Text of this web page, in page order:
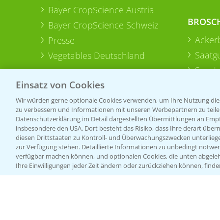
Bayer CropScience Austria
Bayer CropScience Schweiz
Presse
Vegetables Deutschland
Einsatz von Cookies
Wir würden gerne optionale Cookies verwenden, um Ihre Nutzung
zu verbessern und Informationen mit unseren Werbepartnern zu
Datenschutzerklärung im Detail dargestellten Übermittlungen an
insbesondere den USA. Dort besteht das Risiko, dass Ihre derart
diesen Drittstaaten zu Kontroll- und Überwachungszwecken
zur Verfügung stehen. Detaillierte Informationen zu unbedingt
verfügbar machen können, und optionalen Cookies, die unten
Ihre Einwilligungen jeder Zeit ändern oder zurückziehen können,